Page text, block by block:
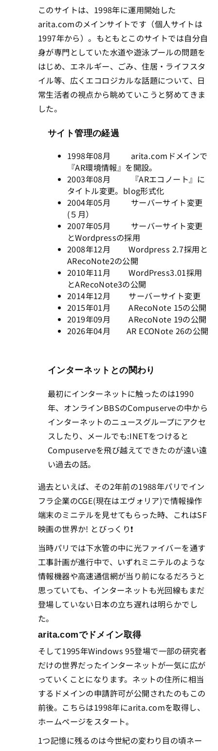
このサイトは、1998年に運用開始した
arita.comのメインサイトです（個人サイトは
1997年から）。もともとこのサイトでは自分自
身が専門としていた水道や遊泳プールの問題を
はじめ、エネルギー、ごみ、住居・ライフスタ
イル等、広くエコロジカルな話題について、日
常生活者の視点から眺めていこうと努めてきま
した。
サイト管理の経過
1998年08月 arita.comドメインで
『AR環境情報』を開設。
2003年08月 『ARエコノート』に
タイトル変更。blog形式化
2004年05月 サーバーサイト変更
(５月）
2007年05月 サーバーサイト変更
とWordpressの採用
2008年12月 Wordpress 2.7採用と
ARecoNote2の公開
2010年11月 WordPress3.01採用
とARecoNote3の公開
2014年12月 サーバーサイト変更
2015年01月 ARecoNote 15の公開
2019年09月 ARecoNote 19の公開
2026年04月 AR ECONote 26の公開
インターネットとの関わり
最初にインターネットに触ったのは1990
年、オンラインBBSのCompuserveの中から
インターネットのニュースグループにアクセ
スしたり、メールでも:INETをつけると
Compuserveを飛び越えてできたのが遠い遠
い過去の話。
過去といえば、その2年前の1988年パリでイン
フラ企業のCGE(現在はエヴォリア)で情報操作
端末のミニテルを見せてもらった時、これはSF
映画の世界か! とびっくり❗️
当時パリでは下水管の中に光ファイバーを通す
工事計画が進行中で、いずれミニテルのような
情報機器や高速通信網が当り前になるだろうと
思っていても、インターネットも光回線もまだ
登場していない日本の立ち遅れは明らかでし
た。
arita.comでドメイン取得
そして1995年Windows 95登場で一部の研究者
だけの世界だったインターネットが一気に広が
っていくことになります。ネットの住所に相当
するドメインの申請許可が公開されたのもこの
前後。こちらは1998年にarita.comを取得し、
ホームページをスタート。
1つ記憶に残るのは今世紀の変わり目の頃ネー